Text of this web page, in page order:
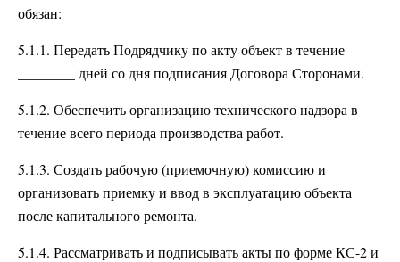
обязан:
5.1.1. Передать Подрядчику по акту объект в течение
________ дней со дня подписания Договора Сторонами.
5.1.2. Обеспечить организацию технического надзора в
течение всего периода производства работ.
5.1.3. Создать рабочую (приемочную) комиссию и
организовать приемку и ввод в эксплуатацию объекта
после капитального ремонта.
5.1.4. Рассматривать и подписывать акты по форме КС-2 и